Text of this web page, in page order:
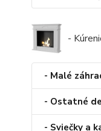
-
- Malé
- Ostatné
- Sviečky a